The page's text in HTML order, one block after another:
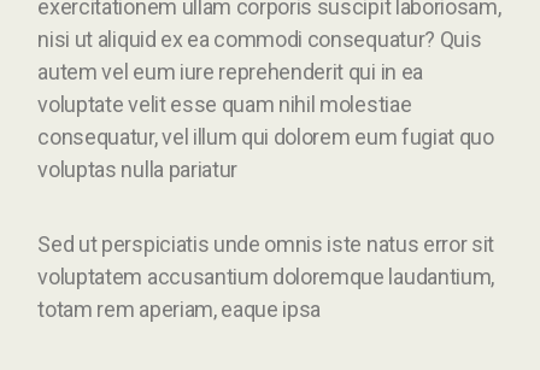
exercitationem ullam corporis suscipit laboriosam,
nisi ut aliquid ex ea commodi consequatur? Quis
autem vel eum iure reprehenderit qui in ea
voluptate velit esse quam nihil molestiae
consequatur, vel illum qui dolorem eum fugiat quo
voluptas nulla pariatur
Sed ut perspiciatis unde omnis iste natus error sit
voluptatem accusantium doloremque laudantium,
totam rem aperiam, eaque ipsa